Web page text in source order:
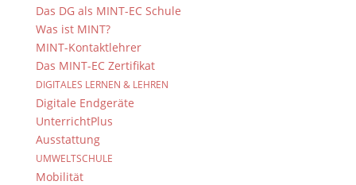
Das DG als MINT-EC Schule
Was ist MINT?
MINT-Kontaktlehrer
Das MINT-EC Zertifikat
DIGITALES LERNEN & LEHREN
Digitale Endgeräte
UnterrichtPlus
Ausstattung
UMWELTSCHULE
Mobilität